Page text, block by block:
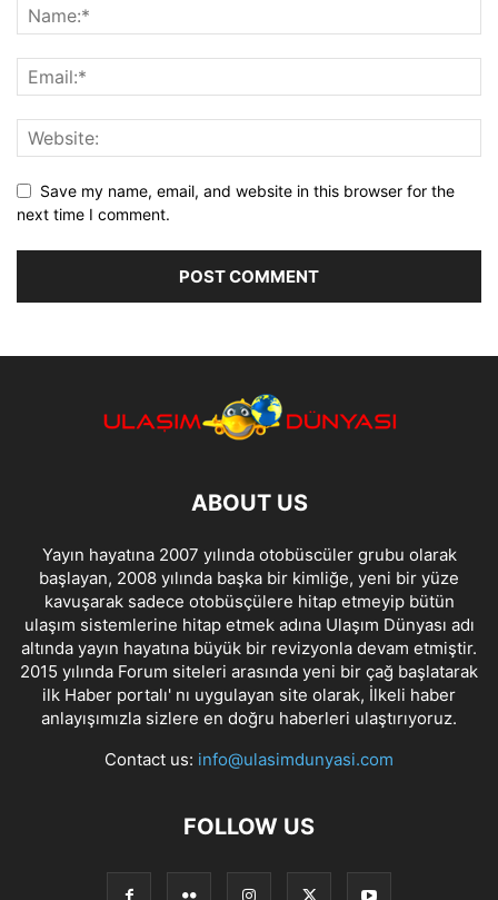
Save my name, email, and website in this browser for the
next time I comment.
ABOUT US
Yayın hayatına 2007 yılında otobüscüler grubu olarak
başlayan, 2008 yılında başka bir kimliğe, yeni bir yüze
kavuşarak sadece otobüsçülere hitap etmeyip bütün
ulaşım sistemlerine hitap etmek adına Ulaşım Dünyası adı
altında yayın hayatına büyük bir revizyonla devam etmiştir.
2015 yılında Forum siteleri arasında yeni bir çağ başlatarak
ilk Haber portalı' nı uygulayan site olarak, İlkeli haber
anlayışımızla sizlere en doğru haberleri ulaştırıyoruz.
Contact us: info@ulasimdunyasi.com
FOLLOW US